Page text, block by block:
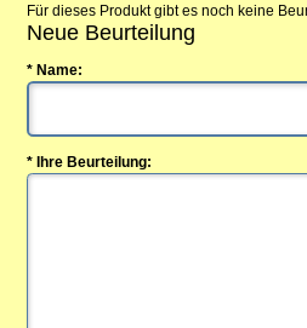
Für dieses Produkt gibt es noch keine
Neue Beurteilung
* Name:
* Ihre Beurteilung: